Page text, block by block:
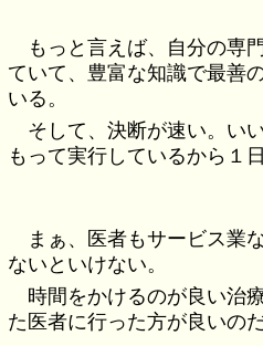
もっと言えば、自分の専
ていて、豊富な知識で最善
いる。
そして、決断が速い。い
もって実行しているから１
まぁ、医者もサービス業
ないといけない。
時間をかけるのが良い治
た医者に行った方が良いの